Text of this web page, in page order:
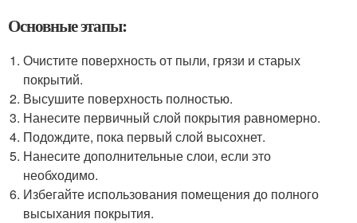
Основные этапы:
Очистите поверхность от пыли, грязи и старых
покрытий.
Высушите поверхность полностью.
Нанесите первичный слой покрытия равномерно.
Подождите, пока первый слой высохнет.
Нанесите дополнительные слои, если это
необходимо.
Избегайте использования помещения до полного
высыхания покрытия.